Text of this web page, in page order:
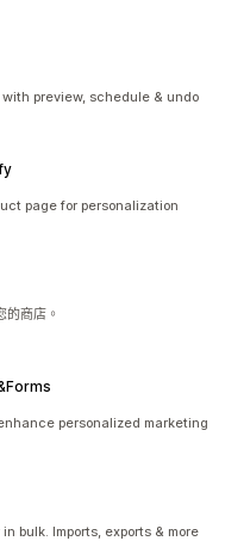
preview, schedule & undo
page for personalization
商店。
personalized marketing
bulk. Imports, exports & more